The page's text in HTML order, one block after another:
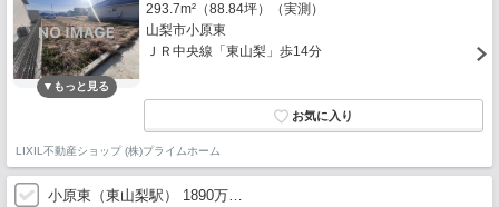
293.7m²（88.84坪）（実測）
山梨市小原東
ＪＲ中央線「東山梨」歩14分
LIXIL不動産ショップ (株)プライムホーム
小原東（東山梨駅） 1890万…